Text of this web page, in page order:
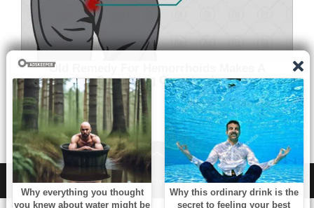
WordPress |Theme:NewsAnchorby aThemes.